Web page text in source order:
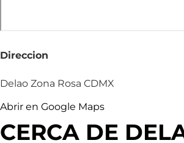
Direccion
Delao Zona Rosa CDMX
Abrir en Google Maps
CERCA DE